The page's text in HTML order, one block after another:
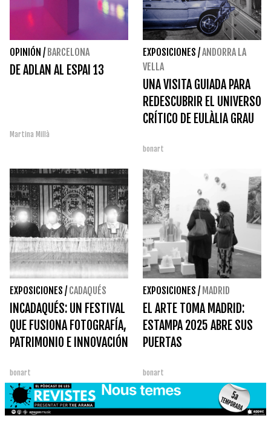
OPINIÓN / BARCELONA
DE ADLAN AL ESPAI 13
Martina Millà
EXPOSICIONES /ANDORRA LA
VELLA
UNA VISITA GUIADA PARA
REDESCUBRIR EL UNIVERSO
CRÍTICO DE EULÀLIA GRAU
bonart
EXPOSICIONES / CADAQUÉS
INCADAQUÉS: UN FESTIVAL
QUE FUSIONA FOTOGRAFÍA,
PATRIMONIO E INNOVACIÓN
bonart
EXPOSICIONES / MADRID
EL ARTE TOMA MADRID:
ESTAMPA 2025 ABRE SUS
PUERTAS
bonart